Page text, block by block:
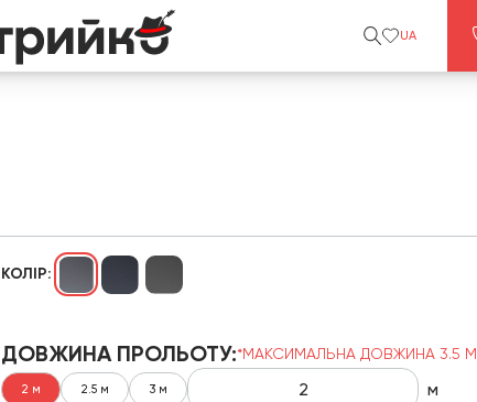
UA
КОЛІР:
ДОВЖИНА ПРОЛЬОТУ:*МАКСИМАЛЬНА ДОВЖИНА 3.5 М
2 м 2.5 м 3 м м